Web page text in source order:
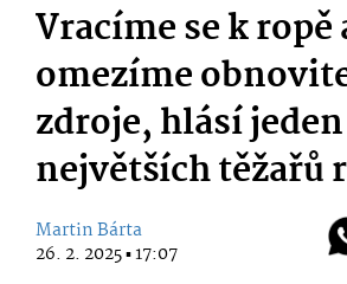
Vracíme se k ropě
omezíme
zdroje, hlásí
největších těžařů
Martin Bárta
26. 2. 2025 ▪ 17:07